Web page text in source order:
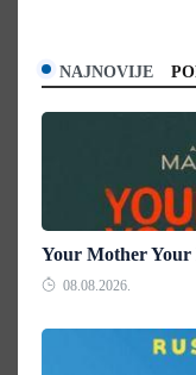
NAJNOVIJE
Your Mother
08.08.2026.